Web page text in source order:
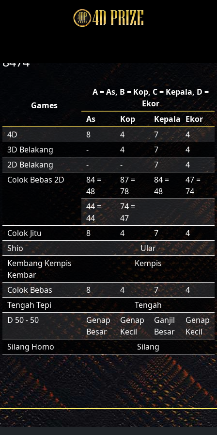
8474
Games
A = As, B = Kop, C = Kepala, D =
Ekor
As
Kop Kepala Ekor
4D
8 4 7
4
3D Belakang
- 4 7
4
2D Belakang
- - 7
4
Colok Bebas 2D
84 =
48
87 =
78
84 =
48
47 =
74
44 =
44
74 =
47
Colok Jitu
8 4 7
4
Shio
Ular
Kembang Kempis
Kembar
Kempis
Colok Bebas 8 4 7
4
Tengah Tepi
Tengah
D 50 - 50
Genap
Besar
Genap
Kecil
Ganjil
Besar
Genap
Kecil
Silang Homo
Silang